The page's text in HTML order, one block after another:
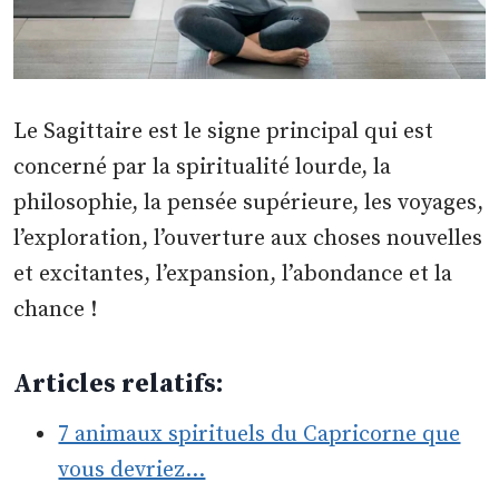
Le Sagittaire est le signe principal qui est
concerné par la spiritualité lourde, la
philosophie, la pensée supérieure, les voyages,
l’exploration, l’ouverture aux choses nouvelles
et excitantes, l’expansion, l’abondance et la
chance !
Articles relatifs:
7 animaux spirituels du Capricorne que
vous devriez…